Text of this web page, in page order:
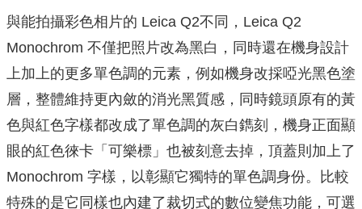
與能拍攝彩色相片的 Leica Q2不同，Leica Q2
Monochrom 不僅把照片改為黑白，同時還在機身設計
上加上的更多單色調的元素，例如機身改採啞光黑色塗
層，整體維持更內斂的消光黑質感，同時鏡頭原有的黃
色與紅色字樣都改成了單色調的灰白鐫刻，機身正面顯
眼的紅色徠卡「可樂標」也被刻意去掉，頂蓋則加上了
Monochrom 字樣，以彰顯它獨特的單色調身份。比較
特殊的是它同樣也內建了裁切式的數位變焦功能，可選